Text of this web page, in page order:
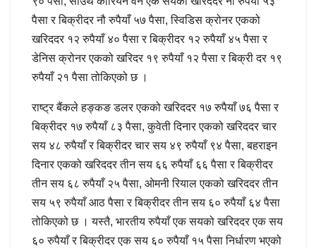
पैसा र बिक्रीदर नौ रुपैयाँ ५७ पैसा, स्विडिस क्रोनर एकको
खरिददर १२ रुपैयाँ ४० पैसा र बिक्रीदर १२ रुपैयाँ ४५ पैसा र
डेनिस क्रोनर एकको खरिदर १९ रुपैयाँ १२ पैसा र बिक्री दर १९
रुपैयाँ २१ पैसा तोकिएको छ ।
राष्ट्र बैंकले हङ्कङ डलर एकको खरिददर १७ रुपैयाँ ७६ पैसा र
बिक्रीदर १७ रुपैयाँ ८३ पैसा, कुवेती दिनार एकको खरिददर चार
सय ४८ रुपैयाँ र बिक्रीदर चार सय ४९ रुपैयाँ ९४ पैसा, बहराइन
दिनार एकको खरिददर तीन सय ६६ रुपैयाँ ६६ पैसा र बिक्रीदर
तीन सय ६८ रुपैयाँ २५ पैसा, ओमनी रियाल एकको खरिददर तीन
सय ५९ रुपैयाँ आठ पैसा र बिक्रीदर तीन सय ६० रुपैयाँ ६४ पैसा
तोकिएको छ । यस्तै, भारतीय रुपैयाँ एक सयको खरिददर एक सय
६० रुपैयाँ र बिक्रीदर एक सय ६० रुपैयाँ १५ पैसा निर्धारण भएको